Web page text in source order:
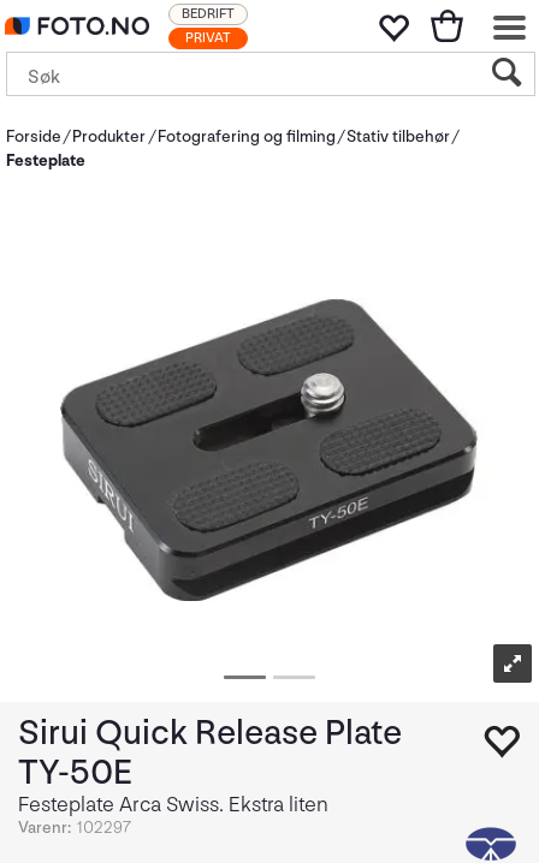
PRIVAT
BEDRIFT
Forside Produkter Fotografering og filming Stativ tilbehør
Festeplate
Sirui Quick Release Plate
TY-50E
Festeplate Arca Swiss. Ekstra liten
Varenr: 102297